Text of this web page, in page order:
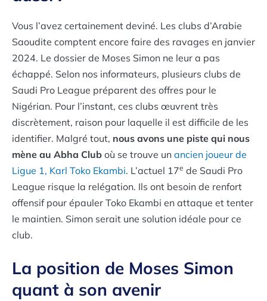
Vous l’avez certainement deviné. Les clubs d’Arabie
Saoudite comptent encore faire des ravages en janvier
2024. Le dossier de Moses Simon ne leur a pas
échappé. Selon nos informateurs, plusieurs clubs de
Saudi Pro League préparent des offres pour le
Nigérian. Pour l’instant, ces clubs œuvrent très
discrètement, raison pour laquelle il est difficile de les
identifier. Malgré tout, nous avons une piste qui nous
mène au Abha Club où se trouve un ancien joueur de
Ligue 1, Karl Toko Ekambi. L’actuel 17e de Saudi Pro
League risque la relégation. Ils ont besoin de renfort
offensif pour épauler Toko Ekambi en attaque et tenter
le maintien. Simon serait une solution idéale pour ce
club.
La position de Moses Simon
quant à son avenir